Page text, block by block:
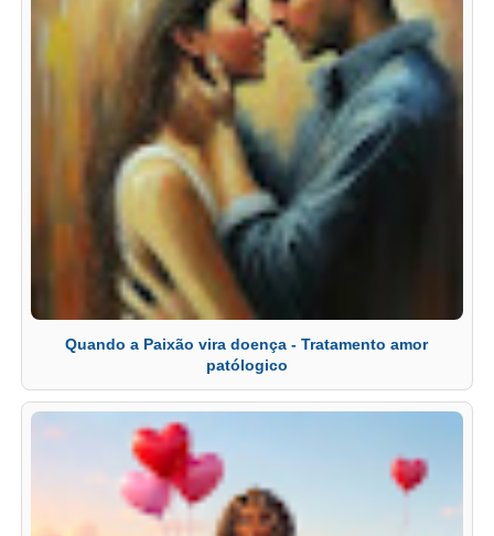
Quando a Paixão vira doença - Tratamento amor
patólogico